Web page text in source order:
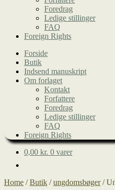
Foredrag
Ledige stillinger
FAQ
Foreign Rights
Forside
Butik
Indsend manuskript
Om forlaget
Kontakt
Forfattere
Foredrag
Ledige stillinger
FAQ
Foreign Rights
0,00 kr. 0 varer
Home /Butik /ungdomsbøger/